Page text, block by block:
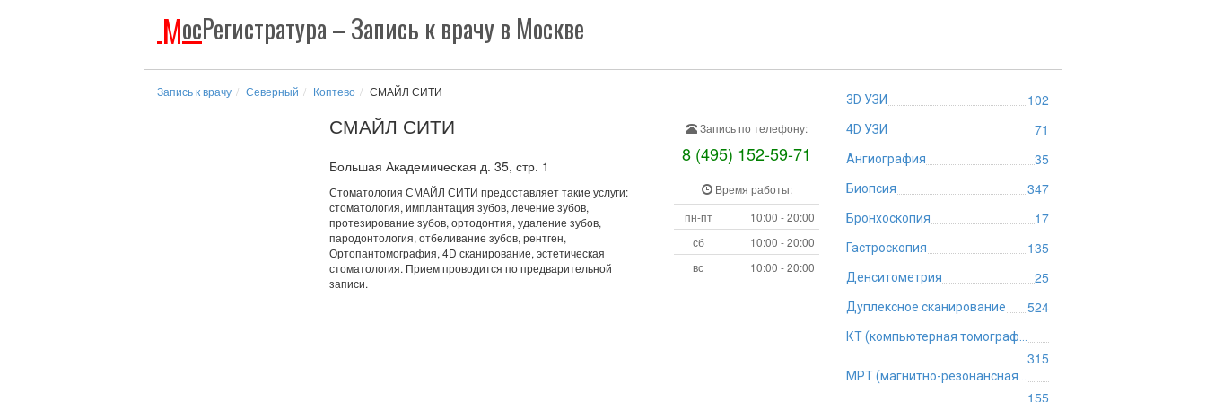
МосРегистратура– Запись к врачу в Москве
Запись к врачу Северный Коптево СМАЙЛ СИТИ
СМАЙЛ СИТИ
Большая Академическая д. 35, стр. 1
Стоматология СМАЙЛ СИТИ предоставляет такие услуги:
стоматология, имплантация зубов, лечение зубов,
протезирование зубов, ортодонтия, удаление зубов,
пародонтология, отбеливание зубов, рентген,
Ортопантомография, 4D сканирование, эстетическая
стоматология. Прием проводится по предварительной
записи.
Запись по телефону:
8 (495) 152-59-71
Время работы:
пн-пт
10:00 - 20:00
сб
10:00 - 20:00
вс
10:00 - 20:00
3D УЗИ 102
4D УЗИ 71
Ангиография 35
Биопсия 347
Бронхоскопия 17
Гастроскопия 135
Денситометрия 25
Дуплексное сканирование 524
315
155